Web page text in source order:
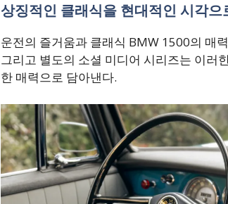
상징적인 클래식을 현대적인 시각으
운전의 즐거움과 클래식 BMW 1500의 매
그리고 별도의 소셜 미디어 시리즈는 이러
한 매력으로 담아낸다.